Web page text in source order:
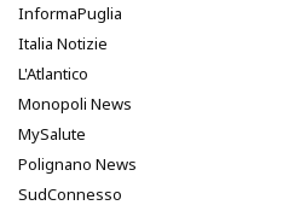
InformaPuglia
Italia Notizie
L'Atlantico
Monopoli News
MySalute
Polignano News
SudConnesso